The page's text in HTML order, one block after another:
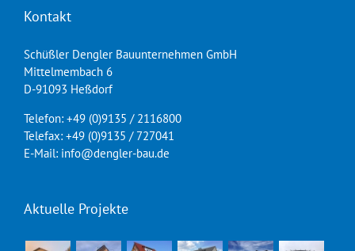
Kontakt
Schüßler Dengler Bauunternehmen GmbH
Mittelmembach 6
D-91093 Heßdorf
Telefon: +49 (0)9135 / 2116800
Telefax: +49 (0)9135 / 727041
E-Mail: info@dengler-bau.de
Aktuelle Projekte